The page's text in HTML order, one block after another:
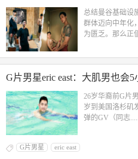
总结曼谷基础设
群体迈向中年化
为匮乏。那么正
G片男星eric east：大肌男也会
26岁华裔前G片
岁到美国洛杉矶
弹的GV（同志
G片男星 eric east